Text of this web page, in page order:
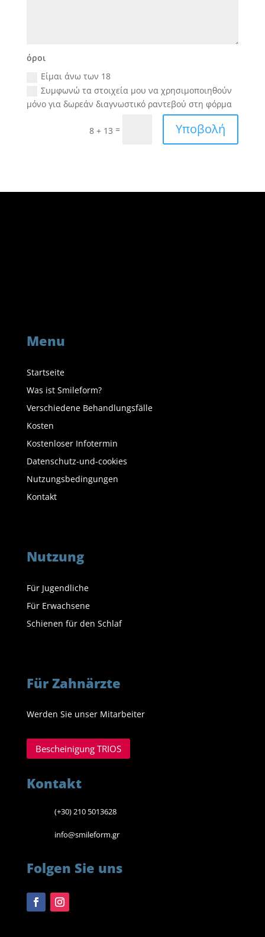
όροι
Eίμαι άνω των 18
Συμφωνώ τα στοιχεία μου να χρησιμοποιηθούν
μόνο για δωρεάν διαγνωστικό ραντεβού στη φόρμα
8 + 13 = Υποβολή
Menu
Startseite
Was ist Smileform?
Verschiedene Behandlungsfälle
Kosten
Kostenloser Infotermin
Datenschutz-und-cookies
Nutzungsbedingungen
Kontakt
Nutzung
Für Jugendliche
Für Erwachsene
Schienen für den Schlaf
Für Zahnärzte
Werden Sie unser Mitarbeiter
Bescheinigung TRIOS
Kontakt
(+30) 210 5013628
info@smileform.gr
Folgen Sie uns